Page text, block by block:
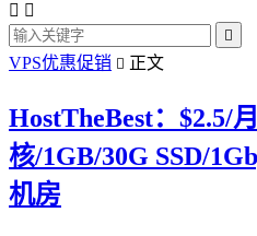
 

VPS优惠促销  正文
HostTheBest：$2.5/
核/1GB/30G SSD/
机房